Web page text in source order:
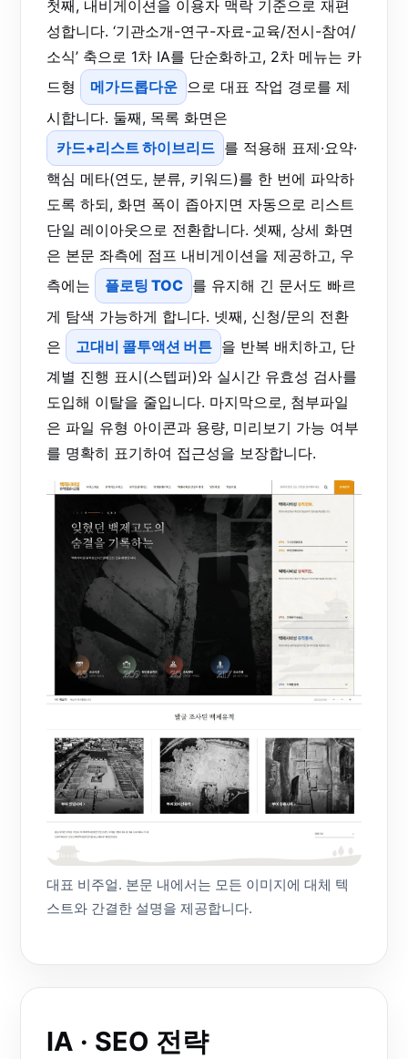
첫째, 내비게이션을 이용자 맥락 기준으로 재편
성합니다. ‘기관소개-연구-자료-교육/전시-참여/
소식’ 축으로 1차 IA를 단순화하고, 2차 메뉴는 카
드형
메가드롭다운 으로 대표 작업 경로를 제
시합니다. 둘째, 목록 화면은
카드+리스트 하이브리드 를 적용해 표제·요약·
핵심 메타(연도, 분류, 키워드)를 한 번에 파악하
도록 하되, 화면 폭이 좁아지면 자동으로 리스트
단일 레이아웃으로 전환합니다. 셋째, 상세 화면
은 본문 좌측에 점프 내비게이션을 제공하고, 우
측에는
플로팅 TOC 를 유지해 긴 문서도 빠르
게 탐색 가능하게 합니다. 넷째, 신청/문의 전환
은
고대비 콜투액션 버튼 을 반복 배치하고, 단
계별 진행 표시(스텝퍼)와 실시간 유효성 검사를
도입해 이탈을 줄입니다. 마지막으로, 첨부파일
은 파일 유형 아이콘과 용량, 미리보기 가능 여부
를 명확히 표기하여 접근성을 보장합니다.
대표 비주얼. 본문 내에서는 모든 이미지에 대체 텍
스트와 간결한 설명을 제공합니다.
IA · SEO 전략